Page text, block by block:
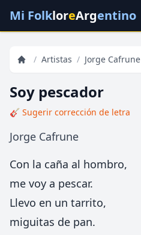
Mi FolkloreArgentino
/ Artistas / Jorge Cafrune
Soy pescador
🎸 Sugerir corrección de letra
Jorge Cafrune
Con la caña al hombro,
me voy a pescar.
Llevo en un tarrito,
miguitas de pan.